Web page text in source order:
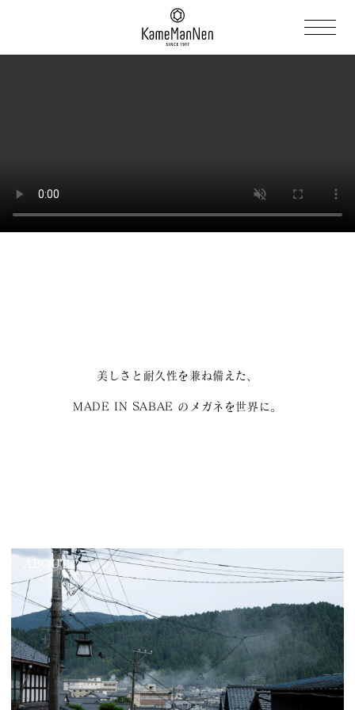
美しさと耐久性を兼ね備えた、
MADE IN SABAE のメガネを世界に。
ABOUT